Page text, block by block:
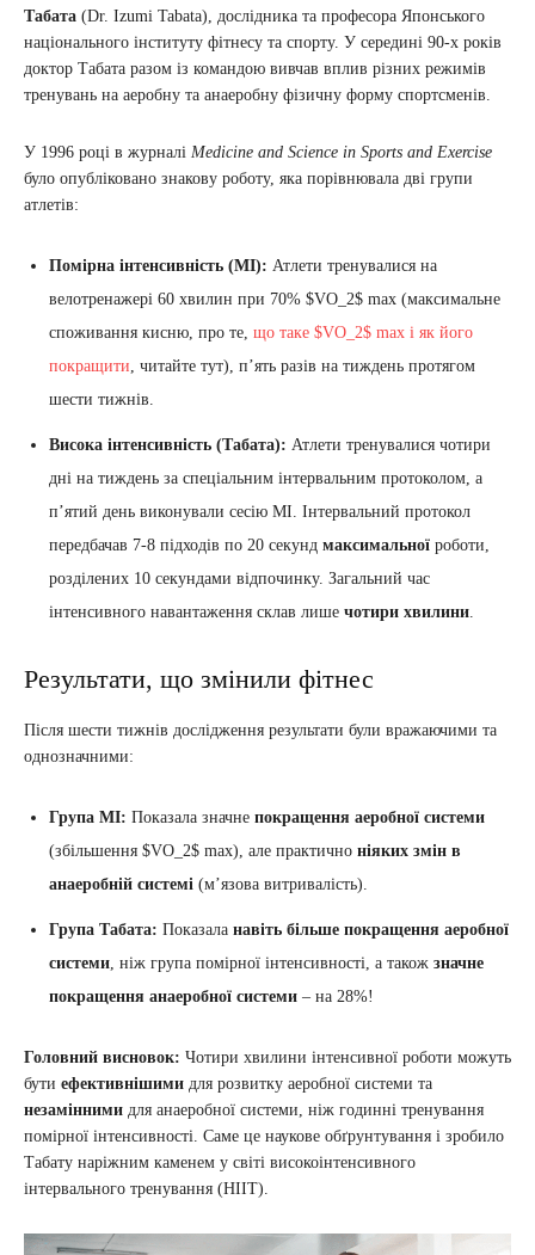
Табата (Dr. Izumi Tabata), дослідника та професора Японського
національного інституту фітнесу та спорту. У середині 90-х років
доктор Табата разом із командою вивчав вплив різних режимів
тренувань на аеробну та анаеробну фізичну форму спортсменів.
У 1996 році в журналі Medicine and Science in Sports and Exercise
було опубліковано знакову роботу, яка порівнювала дві групи
атлетів:
Помірна інтенсивність (МІ): Атлети тренувалися на
велотренажері 60 хвилин при 70% $VO_2$ max (максимальне
споживання кисню, про те, що таке $VO_2$ max і як його
покращити, читайте тут), п’ять разів на тиждень протягом
шести тижнів.
Висока інтенсивність (Табата): Атлети тренувалися чотири
дні на тиждень за спеціальним інтервальним протоколом, а
п’ятий день виконували сесію МІ. Інтервальний протокол
передбачав 7-8 підходів по 20 секунд максимальної роботи,
розділених 10 секундами відпочинку. Загальний час
інтенсивного навантаження склав лише чотири хвилини.
Результати, що змінили фітнес
Після шести тижнів дослідження результати були вражаючими та
однозначними:
Група МІ: Показала значне покращення аеробної системи
(збільшення $VO_2$ max), але практично ніяких змін в
анаеробній системі (м’язова витривалість).
Група Табата: Показала навіть більше покращення аеробної
системи, ніж група помірної інтенсивності, а також значне
покращення анаеробної системи – на 28%!
Головний висновок: Чотири хвилини інтенсивної роботи можуть
бути ефективнішими для розвитку аеробної системи та
незамінними для анаеробної системи, ніж годинні тренування
помірної інтенсивності. Саме це наукове обґрунтування і зробило
Табату наріжним каменем у світі високоінтенсивного
інтервального тренування (HIIT).